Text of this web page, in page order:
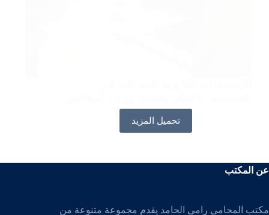
تحميل المزيد
عن المكتب
مكتب المحامي رامي الحامد يقدم مجموعة متنوعة من